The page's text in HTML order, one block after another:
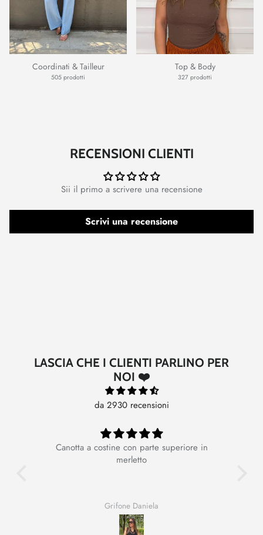
Coordinati & Tailleur
505 prodotti
Top & Body
327 prodotti
RECENSIONI CLIENTI
Sii il primo a scrivere una recensione
Scrivi una recensione
LASCIA CHE I CLIENTI PARLINO PER
NOI ❤️
da 2930 recensioni
Canotta a costine con parte superiore in
merletto
Grifone Daniela